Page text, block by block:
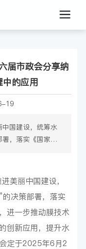
届市政会分享纳
的应用
19
国建设，统筹水
，落实《国家水
升水资源安全保障
27-29日在张家港
技术研讨会”。
美丽中国建设，
决策部署，落实
进一步推动膜技术
创新应用，提升水
定于2025年6月2